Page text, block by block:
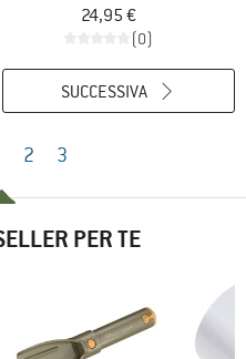
24,95 €
(0)
2 3
SUCCESSIVA
PER TE